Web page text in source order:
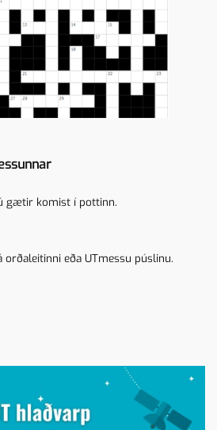
gætir komist í pottinn.
orðaleitinni eða UTmessu púslinu.